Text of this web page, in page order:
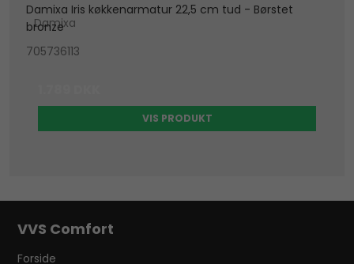
Damixa Iris køkkenarmatur 22,5 cm tud - Børstet
bronze
Damixa
705736113
VIS PRODUKT
VVS Comfort
Forside